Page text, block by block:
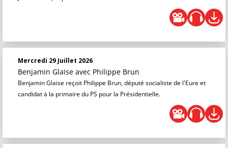
Mercredi 29 Juillet 2026
Benjamin Glaise avec Philippe Brun
Benjamin Glaise reçoit Philippe Brun, député socialiste de l'Eure et
candidat à la primaire du PS pour la Présidentielle.